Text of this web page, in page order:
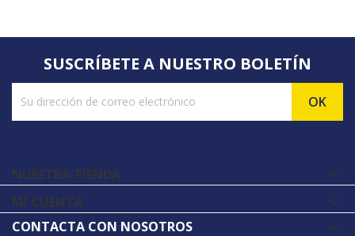
SUSCRÍBETE A NUESTRO BOLETÍN
NUESTRA TIENDA 
MI CUENTA 
CONTACTA CON NOSOTROS